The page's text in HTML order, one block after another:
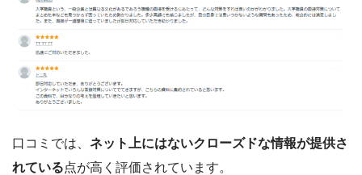
口コミでは、 ネット上にはないクローズドな情報が提供さ
れている点が高く評価されています。